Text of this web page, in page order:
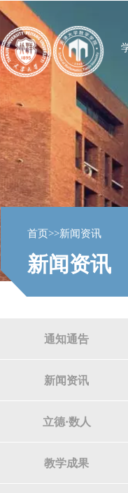
首页>>新闻资讯
新闻资讯
通知通告
新闻资讯
立德·数人
教学成果